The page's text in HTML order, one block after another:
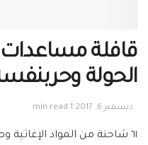
قافلة مساعدات
الحولة
ديسمبر 6, 2017 1 min read